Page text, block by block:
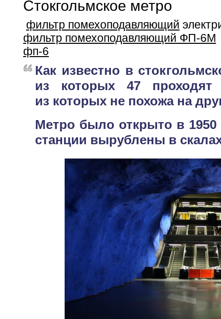
Стокгольмское метро
фильтр помехоподавляющий
фильтр помехоподавляющий ФП-6М
фп-6
Как известно в
из которых 47
из которых не похожа на
Метро было открыто в 1950
станции вырублены в